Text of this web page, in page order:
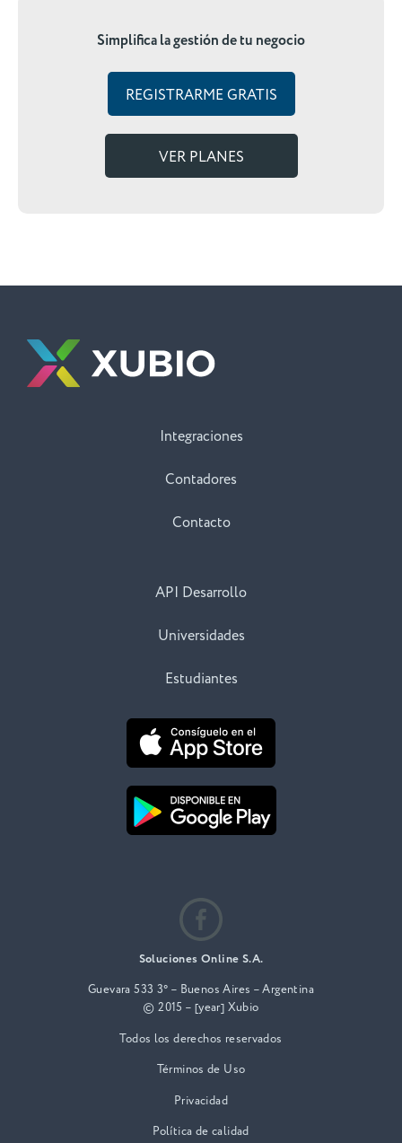
Simplifica la gestión de tu negocio
REGISTRARME GRATIS
VER PLANES
Integraciones
Contadores
Contacto
API Desarrollo
Universidades
Estudiantes
Soluciones Online S.A.
Guevara 533 3° – Buenos Aires – Argentina
© 2015 – [year] Xubio
Todos los derechos reservados
Términos de Uso
Privacidad
Política de calidad